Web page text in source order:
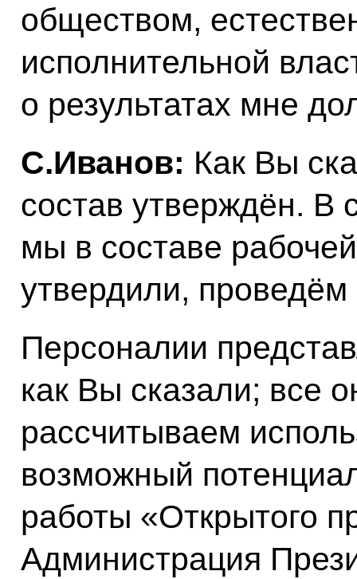
обществом,
исполнительной
о результатах мне
С.Иванов: Как Вы
состав утверждён.
мы в составе
утвердили, проведём
Персоналии
как Вы сказали; все
рассчитываем
возможный
работы «Открытого
Администрация